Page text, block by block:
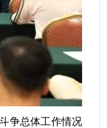
争总体工作情况